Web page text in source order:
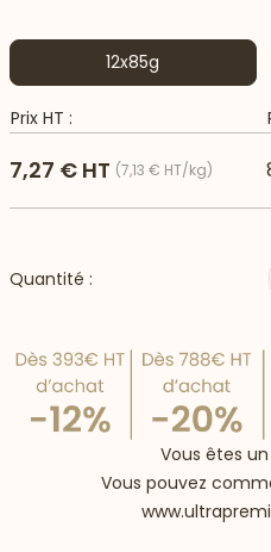
le bas 12x85g
Prix HT :
7,27 € HT (7,13 € HT/kg)
Quantité :
Vous êtes
Vous pouvez